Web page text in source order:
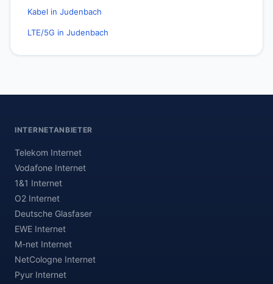
Kabel in Judenbach
LTE/5G in Judenbach
INTERNETANBIETER
Telekom Internet
Vodafone Internet
1&1 Internet
O2 Internet
Deutsche Glasfaser
EWE Internet
M-net Internet
NetCologne Internet
Pyur Internet